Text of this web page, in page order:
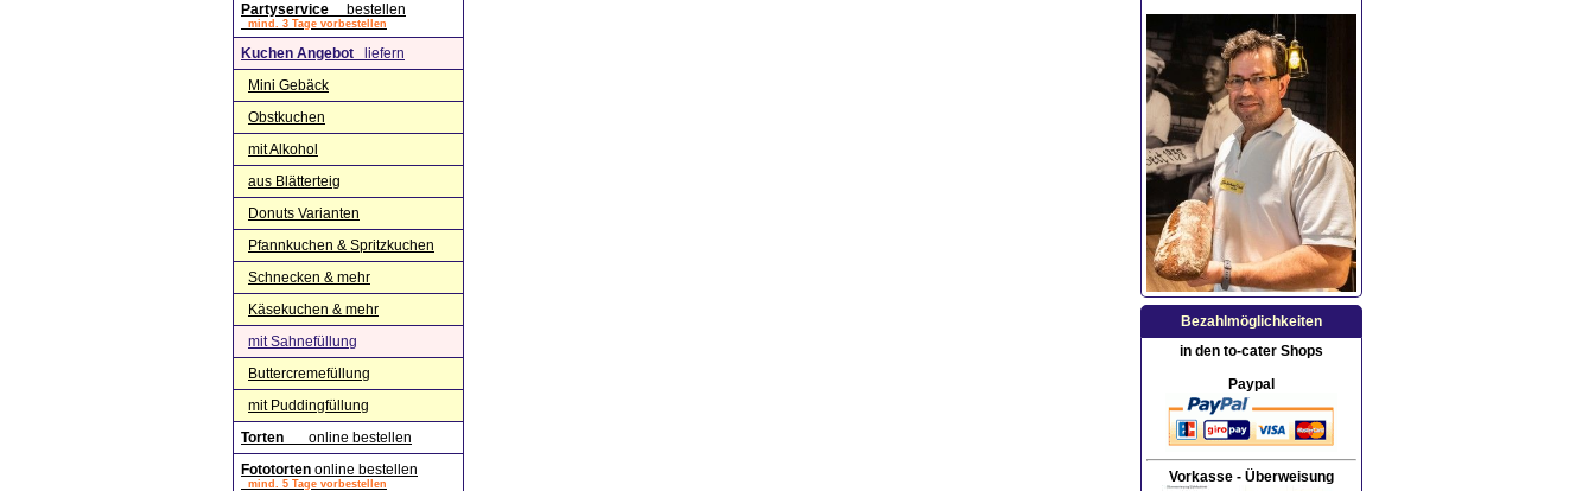
Partyservice bestellen
mind. 3 Tage vorbestellen
Kuchen Angebot liefern
Mini Gebäck
Obstkuchen
mit Alkohol
aus Blätterteig
Donuts Varianten
Pfannkuchen & Spritzkuchen
Schnecken & mehr
Käsekuchen & mehr
mit Sahnefüllung
Buttercremefüllung
mit Puddingfüllung
Torten online bestellen
Fototorten online bestellen
mind. 5 Tage vorbestellen
Bezahlmöglichkeiten
in den to-cater Shops
Paypal
Vorkasse - Überweisung